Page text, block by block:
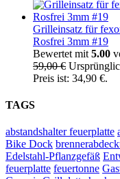
Grilleinsatz für
Rosfrei 3mm #19
Bewertet mit 5.00
59,00€
Preis ist: 34,90 €.
TAGS
abstandshalter feuerplatte
Bike Dock
Edelstahl-Pflanzgefäß
feuerplatte feuertonne